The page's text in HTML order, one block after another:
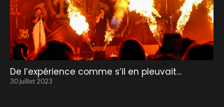
De l’expérience comme s’il en pleuvait…
30 juillet 2023